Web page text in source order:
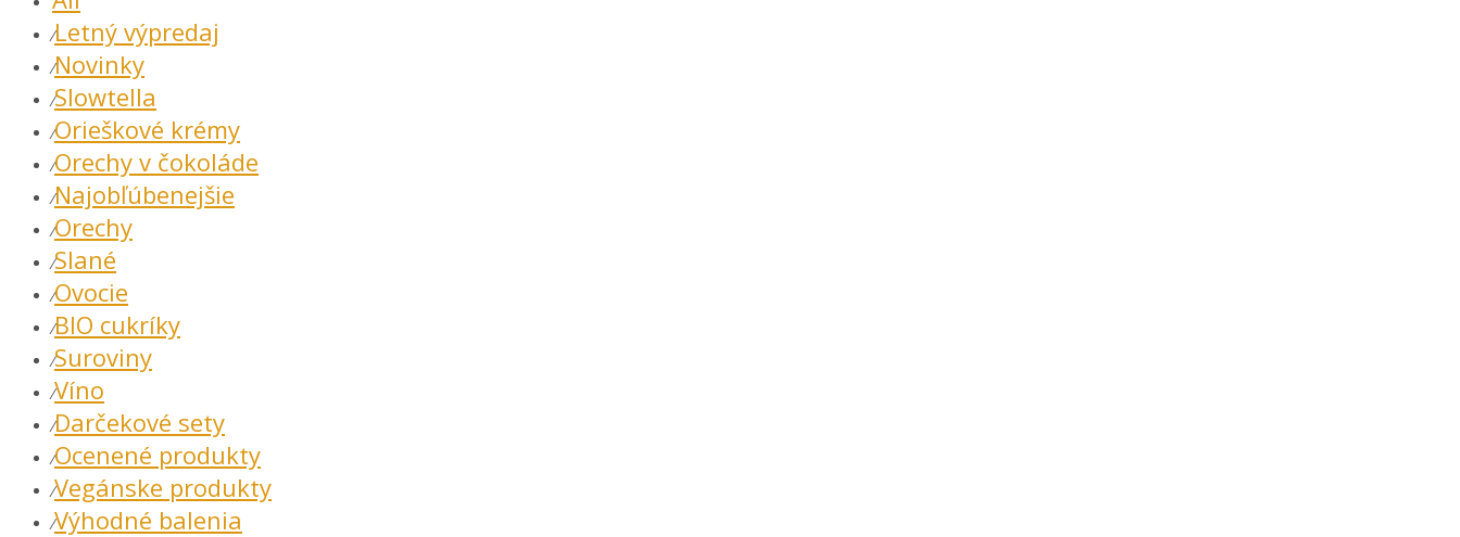
⁄Letný výpredaj
⁄Novinky
⁄Slowtella
⁄Orieškové krémy
⁄Orechy v čokoláde
⁄Najobľúbenejšie
⁄Orechy
⁄Slané
⁄Ovocie
⁄BIO cukríky
⁄Suroviny
⁄Víno
⁄Darčekové sety
⁄Ocenené produkty
⁄Vegánske produkty
⁄Výhodné balenia